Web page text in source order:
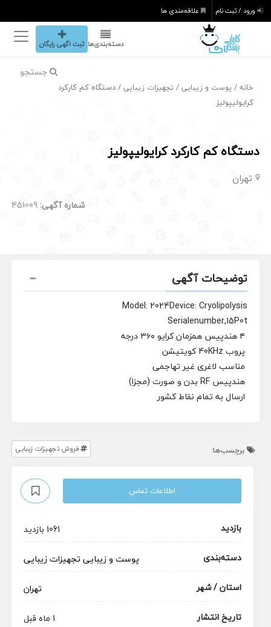
ورود / ثبت نام علاقه‌مندی ها
دسته‌بندی‌ها ثبت اگهی رایگان
جستجو
خانه / پوست و زیبایی / تجهیزات زیبایی / دستگاه کم کارکرد
کرایولیپولیز
دستگاه کم کارکرد کرایولیپولیز
تهران
شماره آگهی: 451009
توضیحات آگهی
Device: Cryolipolysis
Model: 2024
Serialenumber,15P0t
۴ هندپیس همزمان کرایو ۳۶۰ درجه
پروب 40KHz کویتیشن
مناسب لاغری غیر تهاجمی
هندپیس RF بدن و صورت (مجزا)
ارسال به تمام نقاط کشور
برچسب‌ها: فروش تجهیزات زیبایی
اطلاعات تماس
بازدید
1061 بازدید
دسته‌بندی
پوست و زیبایی تجهیزات زیبایی
استان / شهر
تهران
تاریخ انتشار
1 ماه قبل